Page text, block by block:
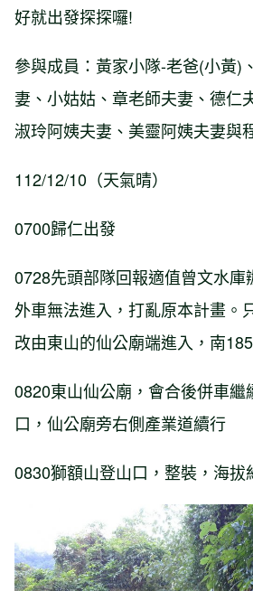
好就出發探探囉!
參與成員：黃家小隊-老爸(小黃)
妻、小姑姑、章老師夫妻、德仁
淑玲阿姨夫妻、美靈阿姨夫妻與
112/12/10（天氣晴）
0700歸仁出發
0728先頭部隊回報適值曾文水庫
外車無法進入，打亂原本計畫。
改由東山的仙公廟端進入，南
0820東山仙公廟，會合後併車繼
口，仙公廟旁右側產業道續行
0830獅額山登山口，整裝，海拔